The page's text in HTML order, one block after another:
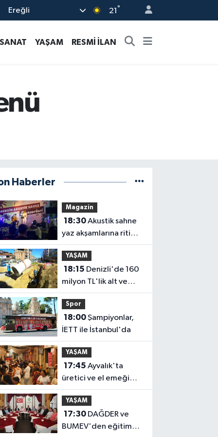
Ereğli 21 °
YAŞAM RESMİ İLAN
Haberler
Magazin
18:30Akustik sahne
yaz akşamlarına ritim
katıyor
YAŞAM
18:15
milyon TL'lik alt ve
üstyapı yatırımı
Spor
18:00Şampiyonlar,
İETT ile İstanbul'da
YAŞAM
17:45 Ayvalık'ta
üretici ve el emeği
pazarı renk katıyor
YAŞAM
17:30
BUMEV'den eğitim